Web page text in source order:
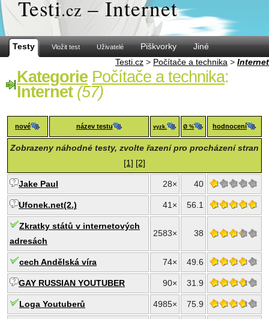
Testi.cz – Internet
Testy Vložit test Uživatelé Piškvorky
Jiné
Testi.cz > Počítače a technika > Internet
Kategorie Počítače a technika:
Internet (57)
nové název testu vyzk. Ø % hodnocení
Zobrazeny náhodné testy, zvolte řazení pro procházení stran
[1] [2]
Jake Paul 28× 40
Ufonek.net(2.) 41× 56.1
Zkratky států v internetových
adresách
2583× 38
cech Andělská víra 74× 49.6
GAY RUSSIAN YOUTUBER 90× 31.9
Loga Youtuberů 4985× 75.9